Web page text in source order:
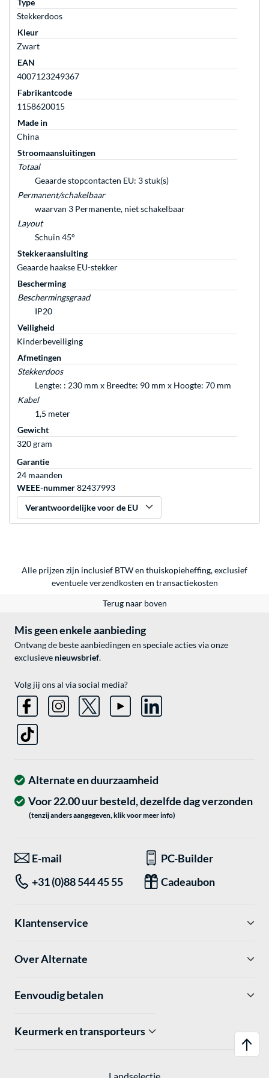
Type
Stekkerdoos
Kleur
Zwart
EAN
4007123249367
Fabrikantcode
1158620015
Made in
China
Stroomaansluitingen
Totaal
Geaarde stopcontacten EU: 3 stuk(s)
Permanent/schakelbaar
waarvan 3 Permanente, niet schakelbaar
Layout
Schuin 45°
Stekkeraansluiting
Geaarde haakse EU-stekker
Bescherming
Beschermingsgraad
IP20
Veiligheid
Kinderbeveiliging
Afmetingen
Stekkerdoos
Lengte: : 230 mm x Breedte: 90 mm x Hoogte: 70 mm
Kabel
1,5 meter
Gewicht
320 gram
Garantie
24 maanden
WEEE-nummer82437993
Verantwoordelijke voor de EU
Alle prijzen zijn inclusief BTW en thuiskopieheffing, exclusief
eventueleverzendkosten en transactiekosten
Terug naar boven
Mis geen enkele aanbieding
Ontvang de beste aanbiedingen en speciale acties via onze
exclusieve nieuwsbrief.
Volg jij ons al via social media?
Alternate en duurzaamheid
Voor 22.00 uur besteld, dezelfde dag verzonden
(tenzij anders aangegeven, klik voor meer info)
E-mail
PC-Builder
+31 (0)88 544 45 55
Cadeaubon
Klantenservice
Over Alternate
Eenvoudig betalen
Keurmerk en transporteurs